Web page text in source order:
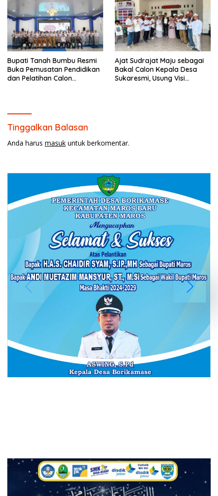
Bupati Tanah Bumbu Resmi
Buka Pemusatan Pendidikan
dan Pelatihan Calon
Ajat Sudrajat Maju sebagai
Bakal Calon Kepala Desa
Sukaresmi, Usung Visi
Tinggalkan Balasan
Anda harus masuk untuk berkomentar.